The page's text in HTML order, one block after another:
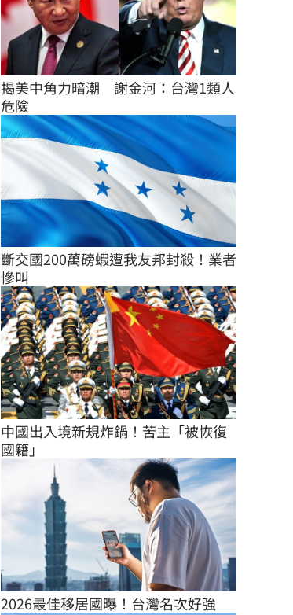
揭美中角力暗潮　謝金河：台灣1類人
危險
斷交國200萬磅蝦遭我友邦封殺！業者
慘叫
中國出入境新規炸鍋！苦主「被恢復
國籍」
2026最佳移居國曝！台灣名次好強